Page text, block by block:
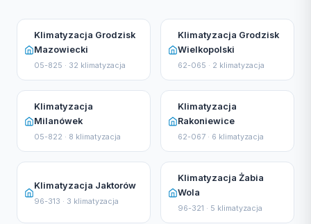
Klimatyzacja Grodzisk
Mazowiecki
05-825 · 32 klimatyzacja
Klimatyzacja Grodzisk
Wielkopolski
62-065 · 2 klimatyzacja
Klimatyzacja
Milanówek
05-822 · 8 klimatyzacja
Klimatyzacja
Rakoniewice
62-067 · 6 klimatyzacja
Klimatyzacja Jaktorów
96-313 · 3 klimatyzacja
Klimatyzacja Żabia
Wola
96-321 · 5 klimatyzacja